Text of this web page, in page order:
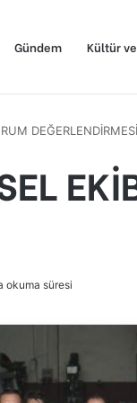
Gündem Kültür
okuma süresi